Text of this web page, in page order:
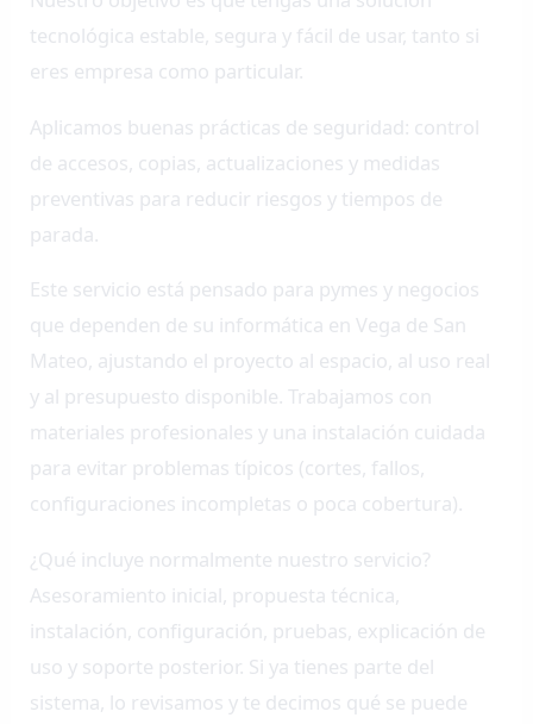
tecnológica estable, segura y fácil de usar, tanto si
eres empresa como particular.
Aplicamos buenas prácticas de seguridad: control
de accesos, copias, actualizaciones y medidas
preventivas para reducir riesgos y tiempos de
parada.
Este servicio está pensado para pymes y negocios
que dependen de su informática en Vega de San
Mateo, ajustando el proyecto al espacio, al uso real
y al presupuesto disponible. Trabajamos con
materiales profesionales y una instalación cuidada
para evitar problemas típicos (cortes, fallos,
configuraciones incompletas o poca cobertura).
¿Qué incluye normalmente nuestro servicio?
Asesoramiento inicial, propuesta técnica,
instalación, configuración, pruebas, explicación de
uso y soporte posterior. Si ya tienes parte del
sistema, lo revisamos y te decimos qué se puede